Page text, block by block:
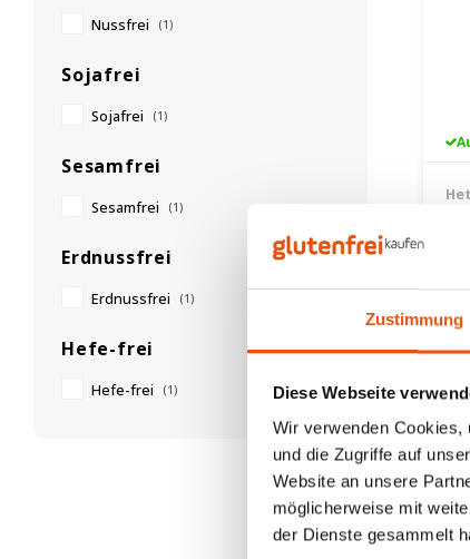
Zustimmung
Diese Webseite
Wir verwenden Cookies,
und die Zugriffe auf
Website an unsere
möglicherweise mit
der Dienste gesammelt
Nussfrei (1)
Sojafrei
Sojafrei (1)
Sesamfrei
Sesamfrei (1)
Erdnussfrei
Erdnussfrei (1)
Hefe-frei
Hefe-frei (1)